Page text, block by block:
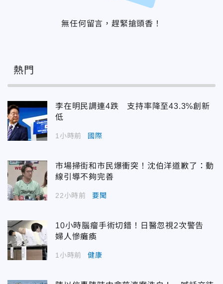
無任何留言，趕緊搶頭香！
熱門
李在明民調連4跌 支持率降至43.3%創新
低
1小時前 國際
市場掃街和市民爆衝突！沈伯洋道歉了：動
線引導不夠完善
22小時前 要聞
10小時腦瘤手術切錯！日醫忽視2次警告
婦人慘癱瘓
1小時前 健康